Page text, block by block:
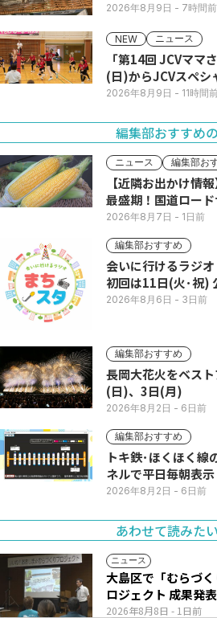
2026年8月9日 - 7時間前
NEW ニュース
「第14回 JCVママ
(日)からJCVスペシ
2026年8月9日 - 11時間
編集部おすすめ
ニュース 編集部お
【近隣お出かけ情
最盛期！国道ロー
い列
2026年8月7日 - 1日前
編集部おすすめ
会いに行けるラジ
初回は11日(火･祝)
2026年8月6日 - 3日前
編集部おすすめ
長岡大花火をベス
(日)、3日(月)
2026年8月2日 - 6日前
編集部おすすめ
トキ鉄･ほくほく線の運行案
ネルで平日毎朝表示
2026年8月2日 - 6日前
あわせて読みた
ニュース
2026年8月8日 - 1日前
大島区で「むらづ
ロジェクト 成果発